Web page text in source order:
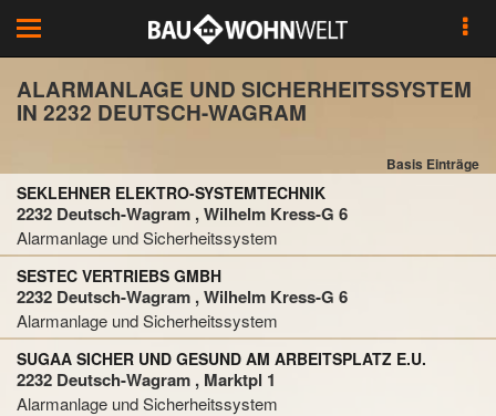
Toggle
navigation
ALARMANLAGE UND SICHERHEITSSYSTEM
IN 2232 DEUTSCH-WAGRAM
Basis Einträge
SEKLEHNER ELEKTRO-SYSTEMTECHNIK
2232 Deutsch-Wagram , Wilhelm Kress-G 6
Alarmanlage und Sicherheitssystem
SESTEC VERTRIEBS GMBH
2232 Deutsch-Wagram , Wilhelm Kress-G 6
Alarmanlage und Sicherheitssystem
SUGAA SICHER UND GESUND AM ARBEITSPLATZ E.U.
2232 Deutsch-Wagram , Marktpl 1
Alarmanlage und Sicherheitssystem